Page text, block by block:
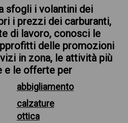
sfogli i volantini dei
i prezzi dei carburanti,
di lavoro, conosci le
delle promozioni
in zona, le attività più
e le offerte per
abbigliamento
calzature
ottica